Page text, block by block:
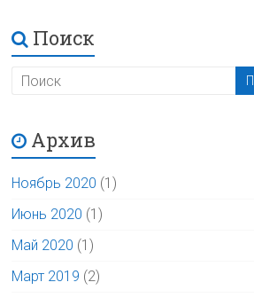
Поиск
Архив
Ноябрь 2020 (1)
Июнь 2020 (1)
Май 2020 (1)
Март 2019 (2)